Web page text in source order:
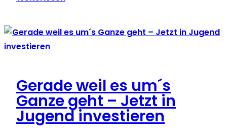
auf
Gerade weil es um´s
Ganze geht – Jetzt in
Jugend investieren